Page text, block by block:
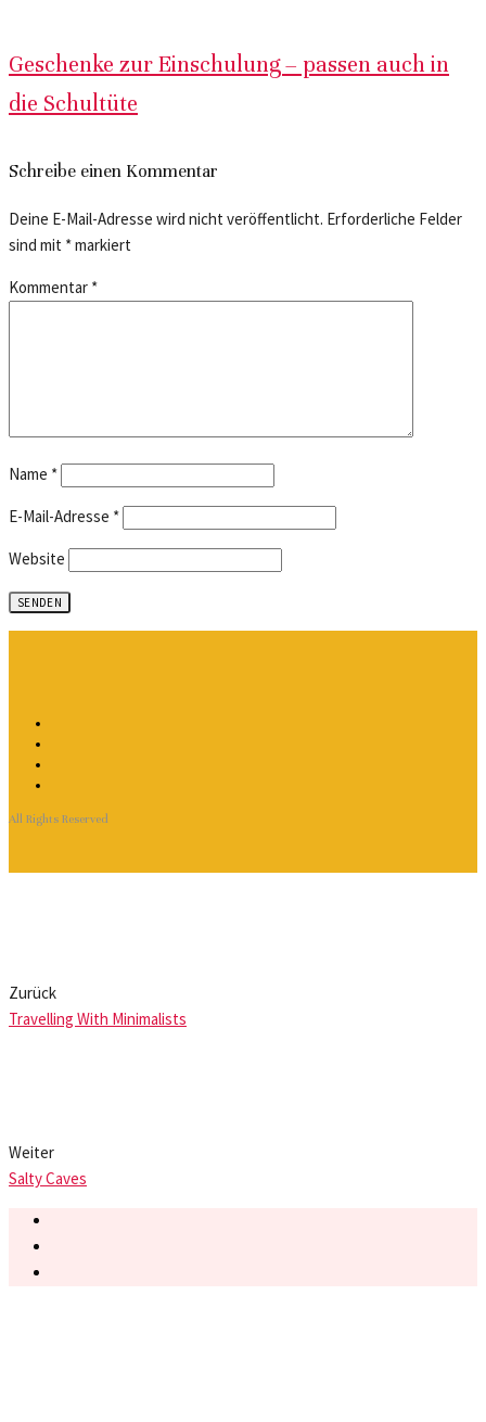
Geschenke zur Einschulung – passen auch in
die Schultüte
Schreibe einen Kommentar
Deine E-Mail-Adresse wird nicht veröffentlicht. Erforderliche Felder
sind mit *markiert
Kommentar *
Name *
E-Mail-Adresse *
Website
All Rights Reserved
Zurück
Travelling With Minimalists
Weiter
Salty Caves